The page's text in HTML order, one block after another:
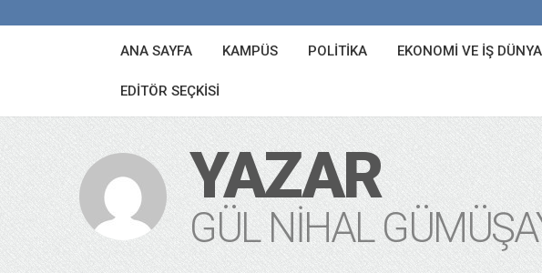
ANA SAYFA KAMPÜS POLITIKA EKONOMI VE İŞ
EDITÖR SEÇKISI
YAZAR
GÜL NIHAL